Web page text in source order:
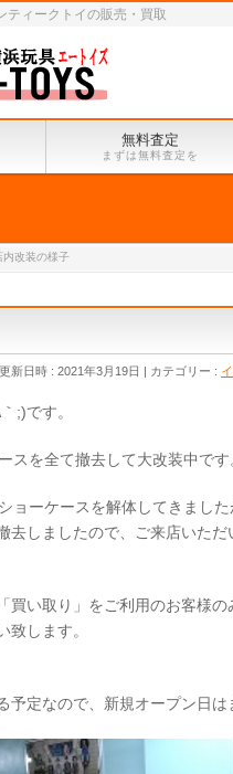
ティークトイの販売・買取
無料査定
まずは無料査定を
内改装の様子
新日時 : 2021年3月19日 カテゴリー :
;)です。
スを全て撤去して大改装中です
ョーケースを解体してきました
去しましたので、ご来店いただ
買い取り」をご利用のお客様の
します。
予定なので、新規オープン日は